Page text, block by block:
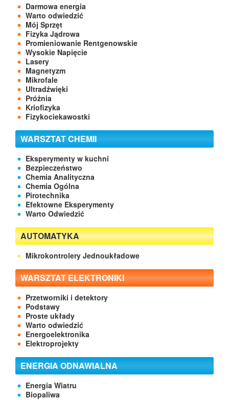
Darmowa energia
Warto odwiedzić
Mój Sprzęt
Fizyka Jądrowa
Promieniowanie Rentgenowskie
Wysokie Napięcie
Lasery
Magnetyzm
Mikrofale
Ultradźwięki
Próżnia
Kriofizyka
Fizykociekawostki
WARSZTAT CHEMII
Eksperymenty w kuchni
Bezpieczeństwo
Chemia Analityczna
Chemia Ogólna
Pirotechnika
Efektowne Eksperymenty
Warto Odwiedzić
AUTOMATYKA
Mikrokontrolery Jednoukładowe
WARSZTAT ELEKTRONIKI
Przetworniki i detektory
Podstawy
Proste układy
Warto odwiedzić
Energoelektronika
Elektroprojekty
ENERGIA ODNAWIALNA
Energia Wiatru
Biopaliwa